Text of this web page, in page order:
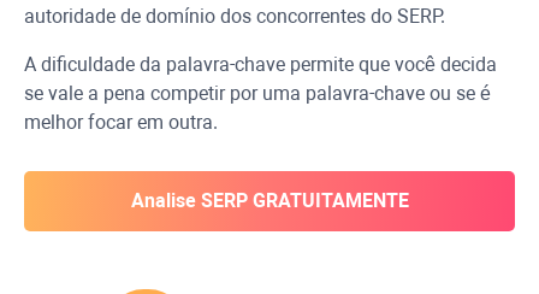
autoridade de domínio dos concorrentes do SERP.
A dificuldade da palavra-chave permite que você decida
se vale a pena competir por uma palavra-chave ou se é
melhor focar em outra.
Analise SERP GRATUITAMENTE